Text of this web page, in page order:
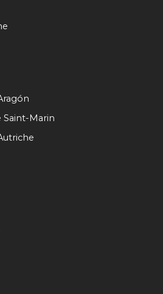
des fonctionnalités relatives aux
notre trafic. Nous
de médias sociaux, de
que vous leur avez fournies
de votre utilisation de leurs
Saint-Marin